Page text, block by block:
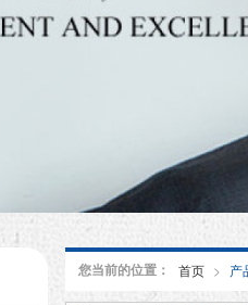
您当前的位置： 首页 > 产